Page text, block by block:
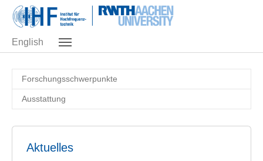
Skip to main navigation
Zum Hauptinhalt springen
Skip to page footer
English
Forschungsschwerpunkte
Ausstattung
Aktuelles